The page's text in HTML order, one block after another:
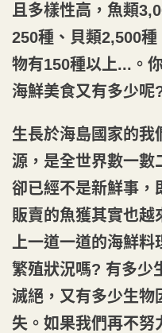
且多樣性高，魚類
250種、貝類2,500
物有150種以上...。
海鮮美食又有多少呢
生長於海島國家的我
源，是全世界數一數
卻已經不是新鮮事，
販賣的魚獲其實也越
上一道一道的海鮮料
繁殖狀況嗎? 有多少
滅絕，又有多少生物
失。如果我們再不努